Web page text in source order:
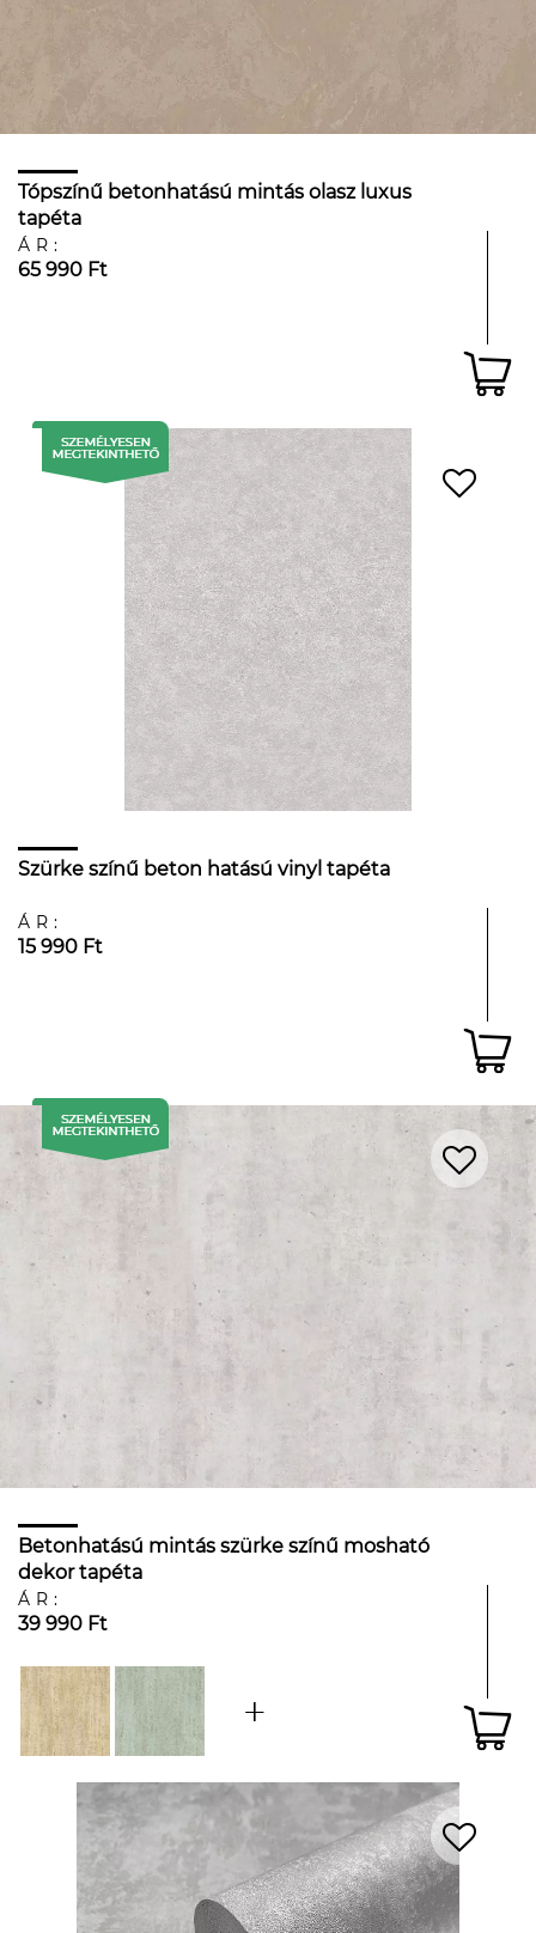
Tópszínű betonhatású mintás olasz luxus
tapéta
ÁR:
65 990 Ft
Szürke színű beton hatású vinyl tapéta
ÁR:
15 990 Ft
Betonhatású mintás szürke színű mosható
dekor tapéta
ÁR:
39 990 Ft